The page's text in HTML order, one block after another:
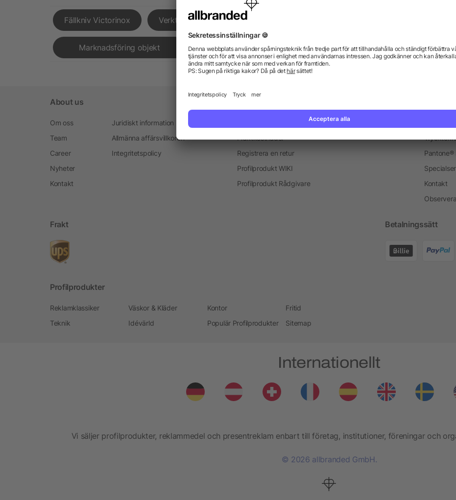
Fällkniv Victorinox Verktygslådor Fitness armband
Marknadsföring objekt Individuella profilprodukter Merchandise-
About us
Om oss
Team
Career
Nyheter
Kontakt
Juridiskt information
Allmänna affärsvillkoren
Integritetspolicy
Fraktkostnader
Registrera en retur
Profilprodukt WIKI
Profilprodukt Rådgivare
Blogg
Kontakt
Frakt Betalningssätt
Profilprodukter
Reklamklassiker Väskor & Kläder Kontor
Fritid
Teknik
Idévärld Populär Profilprodukter Sitemap
Internationellt
Vi säljer profilprodukter, reklammedel och presentreklam enbart till företag, institutioner, föreningar och
© 2026 allbranded GmbH.